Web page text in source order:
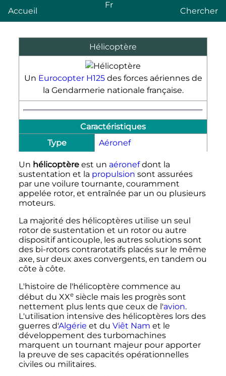
Accueil
Fr
Chercher
Hélicoptère
Un Eurocopter H125des forces aériennes de
la Gendarmerie nationale française.
Caractéristiques
Type
Aéronef
Un hélicoptèreest un aéronefdont la
sustentation et la propulsion sont assurées
par une voilure tournante, couramment
appelée rotor, et entraînée par un ou plusieurs
moteurs.
La majorité des hélicoptères utilise un seul
rotor de sustentation et un rotor ou autre
dispositif anticouple, les autres solutions sont
des bi-rotors contrarotatifs placés sur le même
axe, sur deux axes convergents, en tandem ou
côte à côte.
L'histoire de l'hélicoptère commence au
début du XXe siècle mais les progrès sont
nettement plus lents que ceux de l'avion.
L'utilisation intensive des hélicoptères lors des
guerres d'Algérie et du Viêt Nam et le
développement des turbomachines
marquent un tournant majeur pour apporter
la preuve de ses capacités opérationnelles
civiles ou militaires.